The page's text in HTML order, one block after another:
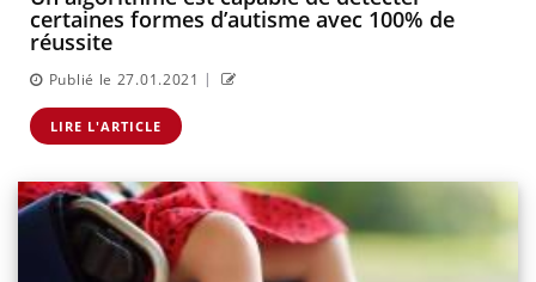
certaines formes d’autisme avec 100% de
réussite
Publié le 27.01.2021 |
LIRE L'ARTICLE